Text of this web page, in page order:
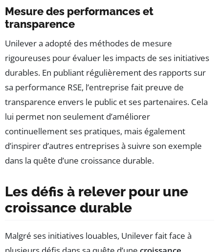
Mesure des performances et
transparence
Unilever a adopté des méthodes de mesure
rigoureuses pour évaluer les impacts de ses initiatives
durables. En publiant régulièrement des rapports sur
sa performance RSE, l’entreprise fait preuve de
transparence envers le public et ses partenaires. Cela
lui permet non seulement d’améliorer
continuellement ses pratiques, mais également
d’inspirer d’autres entreprises à suivre son exemple
dans la quête d’une croissance durable.
Les défis à relever pour une
croissance durable
Malgré ses initiatives louables, Unilever fait face à